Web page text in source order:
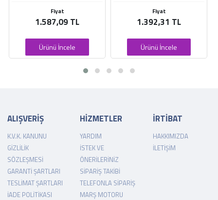
Fiyat
1.587,09 TL
Ürünü İncele
Fiyat
1.392,31 TL
Ürünü İncele
ALIŞVERİŞ
K.V.K. KANUNU
GIZLILIK
SÖZLEŞMESI
GARANTI ŞARTLARI
TESLIMAT ŞARTLARI
İADE POLITIKASI
HİZMETLER
YARDIM
İSTEK VE
ÖNERILERINIZ
SIPARIŞ TAKIBI
TELEFONLA SIPARIŞ
MARŞ MOTORU
İRTİBAT
HAKKIMIZDA
İLETIŞIM